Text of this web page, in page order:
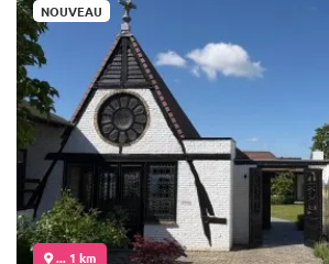
NOUVEAU
... 1 km